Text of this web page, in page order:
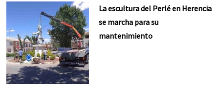
La escultura del Perlé en Herencia
se marcha para su
mantenimiento